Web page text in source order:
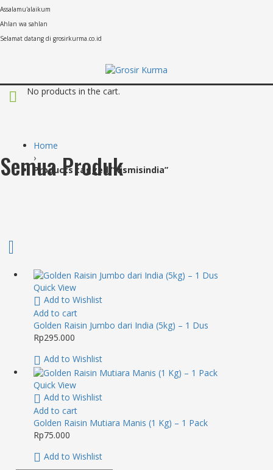
Assalamu'alaikum
Ahlan wa sahlan
Selamat datang di grosirkurma.co.id
No products in the cart.
Home
›
Products tagged “kismisindia”
Semua Produk
Quick View
Add to Wishlist
Add to cart
Golden Raisin Jumbo dari India (5kg) – 1 Dus
Rp295.000
Add to Wishlist
Quick View
Add to Wishlist
Add to cart
Golden Raisin Mutiara Manis (1 Kg) – 1 Pack
Rp75.000
Add to Wishlist